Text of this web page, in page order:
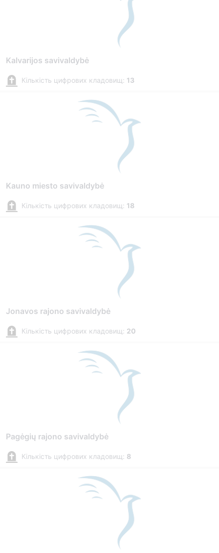
Kalvarijos savivaldybė
Кількість цифрових кладовищ: 13
Kauno miesto savivaldybė
Кількість цифрових кладовищ: 18
Jonavos rajono savivaldybė
Кількість цифрових кладовищ: 20
Pagėgių rajono savivaldybė
Кількість цифрових кладовищ: 8